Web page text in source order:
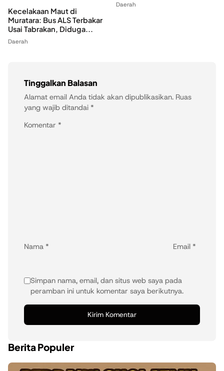
Kecelakaan Maut di
Muratara: Bus ALS Terbakar
Usai Tabrakan, Diduga...
Daerah
Daerah
Tinggalkan Balasan
Alamat email Anda tidak akan dipublikasikan. Ruas
yang wajib ditandai *
Komentar *
Nama * Email *
Simpan nama, email, dan situs web saya pada
peramban ini untuk komentar saya berikutnya.
Berita Populer